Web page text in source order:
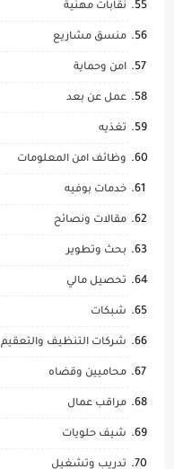
نقابات مهنية
منسق مشاريع
امن وحماية
عمل عن بعد
تغذيه
وظائف امن المعلومات
خدمات بوفيه
مقالات ونصائح
بحث وتطوير
تحصيل مالي
شبكات
شركات التنظيف والتعقيم
محاميين وقضاه
مراقب عمال
شيف حلويات
تدريب وتشغيل